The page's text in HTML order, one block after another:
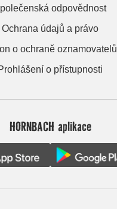
odpovědnost
Ochrana údajů a právo
o ochraně oznamovatelů
o přístupnosti
HORNBACH aplikace